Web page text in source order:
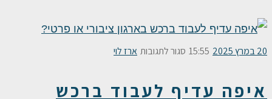
20 במרץ 2025 15:55 סגור לתגובות ארז לוי
איפה עדיף לעבוד ברכש